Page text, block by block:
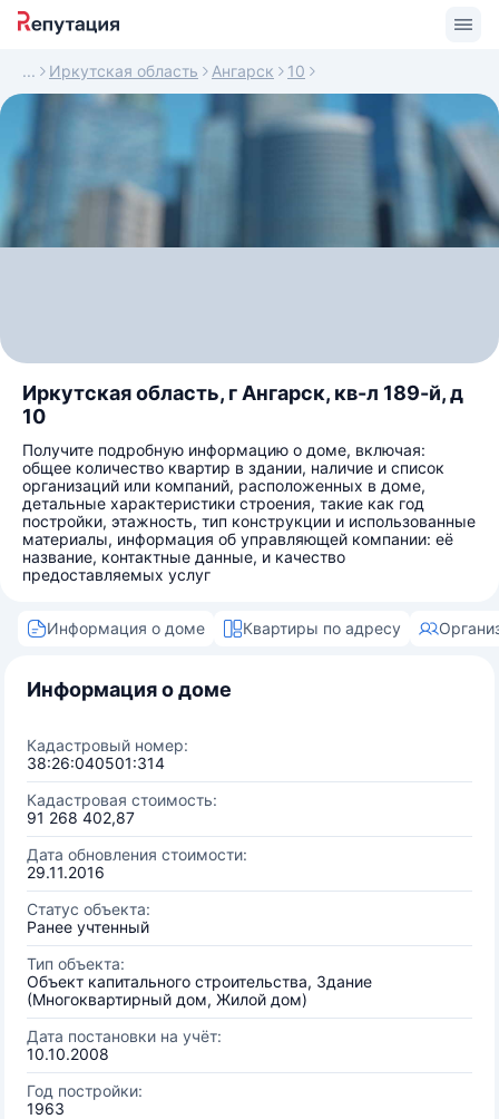
Иркутская область Ангарск 10
Иркутская область, г Ангарск, кв-л 189-й, д
10
Получите подробную информацию о доме, включая:
общее количество квартир в здании, наличие и список
организаций или компаний, расположенных в доме,
детальные характеристики строения, такие как год
постройки, этажность, тип конструкции и использованные
материалы, информация об управляющей компании: её
название, контактные данные, и качество
предоставляемых услуг
Информация о доме Квартиры по адресу
Информация о доме
Кадастровый номер:
38:26:040501:314
Кадастровая стоимость:
91 268 402,87
Дата обновления стоимости:
29.11.2016
Статус объекта:
Ранее учтенный
Тип объекта:
Объект капитального строительства, Здание
(Многоквартирный дом, Жилой дом)
Дата постановки на учёт:
10.10.2008
Год постройки:
1963